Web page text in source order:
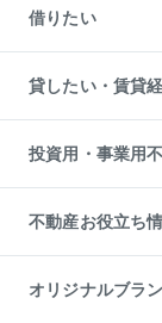
中古一戸建ての購入
不動産購入の流れ
注目キーワード物件
購入ガイド
English 繁体中文
一戸建ての売却・査定
土地の売却・査定
スピードAI査定
不動産査定について
不動産売却の流れ
不動産買換えの流れ
売却ガイド
借りたい
オフィス・店舗の
借りるときの流れ
借りるガイド
貸したい・賃貸
マンション賃料デ
賃貸管理プラン
リロケーションに
貸すガイド
投資用・事業用
事業用不動産
マンション投資
投資用マンション
アパート経営
不動産お役立ち
マンションライブラ
人気マンションラン
オリジナルブラ